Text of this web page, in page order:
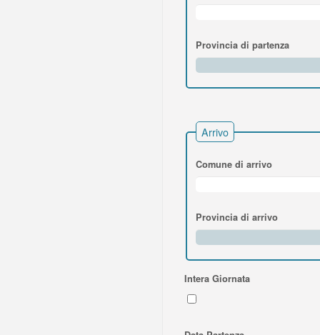
Provincia di partenza
Arrivo
Comune di arrivo
Provincia di arrivo
Intera Giornata